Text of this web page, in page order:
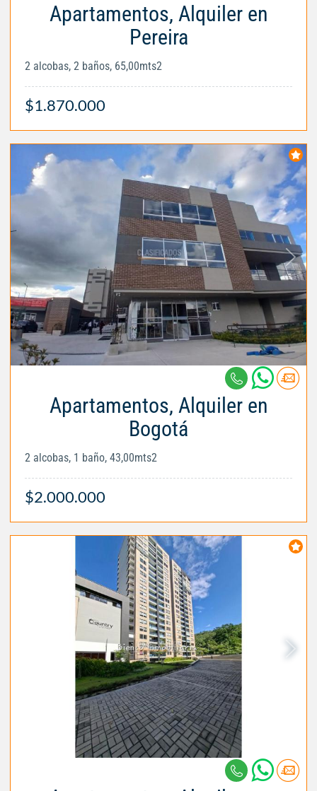
Apartamentos, Alquiler en
Pereira
2 alcobas, 2 baños, 65,00mts2
$1.870.000
Apartamentos, Alquiler en
Bogotá
2 alcobas, 1 baño, 43,00mts2
$2.000.000